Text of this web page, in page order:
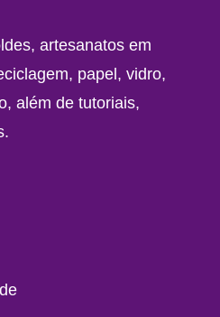
artesanatos em
papel, vidro,
além de tutoriais,